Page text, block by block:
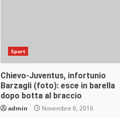
Sport
Chievo-Juventus, infortunio
Barzagli (foto): esce in barella
dopo botta al braccio
admin Novembre 6, 2016